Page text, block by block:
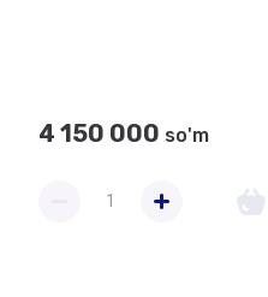
4 150 000 so'm